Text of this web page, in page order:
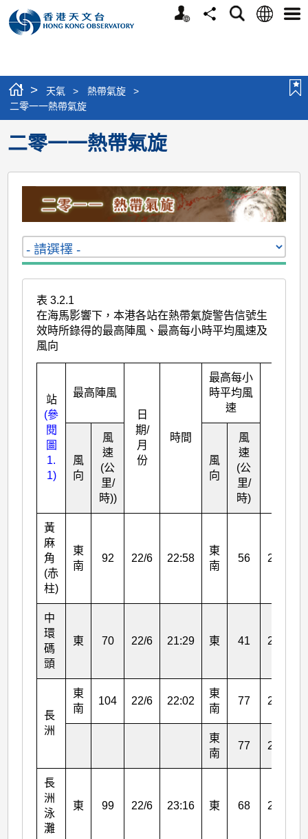
個
分
搜
語
選
> 天氣 > 熱帶氣旋
>
二零一一熱帶氣旋
二零一一熱帶氣旋
表 3.2.1
在海馬影響下，本港各站在熱帶氣旋警告信號生
效時所錄得的最高陣風、最高每小時平均風速及
風向
站
(參
閱
圖
1.
1)
最高陣風
日
期/
月
份
時間
最高每小
時平均風
速
風
向
風
速
(公
里/
時))
風
向
風
速
(公
里/
時)
黃
麻
角
(赤
柱)
東
南
92 22/6 22:58
東
南
56 22/6
中
環
碼
頭
東 70 22/6 21:29 東 41 22/6
長
洲
東
南
104 22/6 22:02
東
南
77 22/6
東
南
77 23/6
長
洲
泳
灘
東 99 22/6 23:16 東 68 23/6